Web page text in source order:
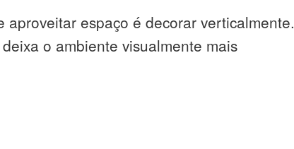
aproveitar espaço é decorar verticalmente.
o ambiente visualmente mais